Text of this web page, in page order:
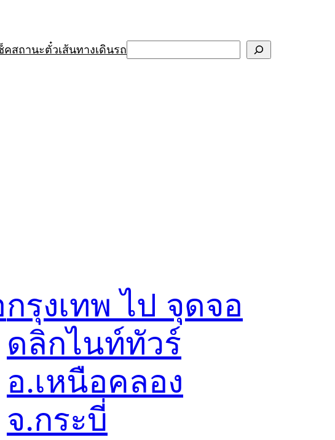
คสถานะตั๋วเส้นทางเดินรถ
กรุงเทพ ไป จุดจอ
ดลิกไนท์ทัวร์
อ.เหนือคลอง
จ.กระบี่